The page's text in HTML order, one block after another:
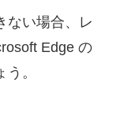
ない場合、レ
Edge の
。